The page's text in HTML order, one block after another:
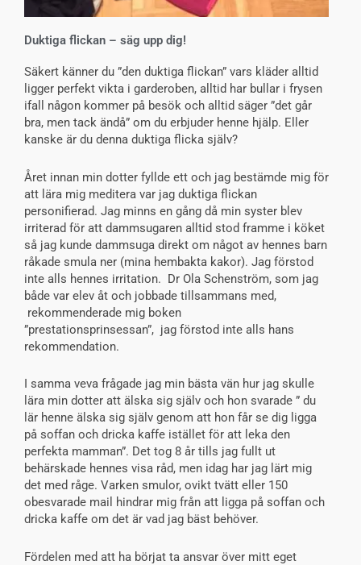
Duktiga flickan – säg upp dig!
Säkert känner du ”den duktiga flickan” vars kläder alltid
ligger perfekt vikta i garderoben, alltid har bullar i frysen
ifall någon kommer på besök och alltid säger ”det går
bra, men tack ändå” om du erbjuder henne hjälp. Eller
kanske är du denna duktiga flicka själv?
Året innan min dotter fyllde ett och jag bestämde mig för
att lära mig meditera var jag duktiga flickan
personifierad. Jag minns en gång då min syster blev
irriterad för att dammsugaren alltid stod framme i köket
så jag kunde dammsuga direkt om något av hennes barn
råkade smula ner (mina hembakta kakor). Jag förstod
inte alls hennes irritation. Dr Ola Schenström, som jag
både var elev åt och jobbade tillsammans med,
rekommenderade mig boken
”prestationsprinsessan”, jag förstod inte alls hans
rekommendation.
I samma veva frågade jag min bästa vän hur jag skulle
lära min dotter att älska sig själv och hon svarade ” du
lär henne älska sig själv genom att hon får se dig ligga
på soffan och dricka kaffe istället för att leka den
perfekta mamman”. Det tog 8 år tills jag fullt ut
behärskade hennes visa råd, men idag har jag lärt mig
det med råge. Varken smulor, ovikt tvätt eller 150
obesvarade mail hindrar mig från att ligga på soffan och
dricka kaffe om det är vad jag bäst behöver.
Fördelen med att ha börjat ta ansvar över mitt eget